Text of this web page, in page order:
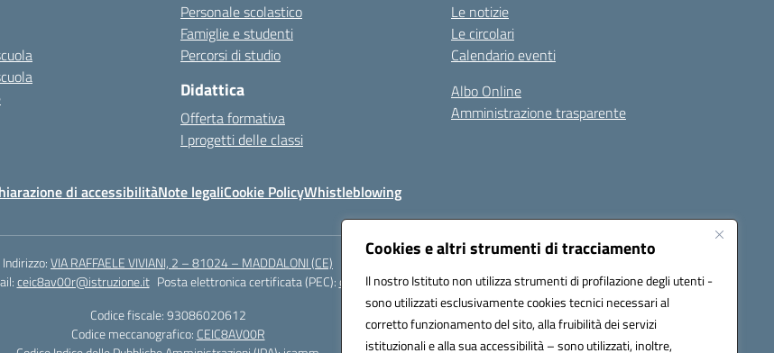
Cookies e altri strumenti di tracciamento
Il nostro Istituto non utilizza strumenti di profilazione degli utenti -
sono utilizzati esclusivamente cookies tecnici necessari al
corretto funzionamento del sito, alla fruibilità dei servizi
istituzionali e alla sua accessibilità – sono utilizzati, inoltre,
Personale scolastico
Famiglie e studenti
Percorsi di studio
Didattica
Offerta formativa
I progetti delle classi
Le notizie
Le circolari
Calendario eventi
Albo Online
Amministrazione trasparente
di accessibilitàNote legaliCookie PolicyWhistleblowing
Indirizzo:VIA RAFFAELE VIVIANI, 2 – 81024 – MADDALONI (CE)
ceic8av00r@istruzione.it Posta elettronica certificata (PEC):ceic8av00r@pec.istruzione.it
Codice fiscale: 93086020612
Codice meccanografico: CEIC8AV00R